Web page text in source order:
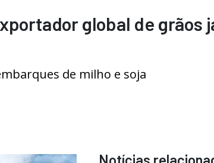
global de grãos
de milho e soja